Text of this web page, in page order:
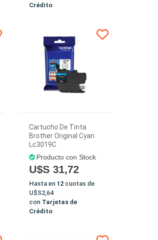
Crédito
Cartucho De Tinta
Brother Original Cyan
Lc3019C
Producto con Stock
U$S 31,72
Hasta en 12 cuotas de
U$S2,64
con Tarjetas de
Crédito